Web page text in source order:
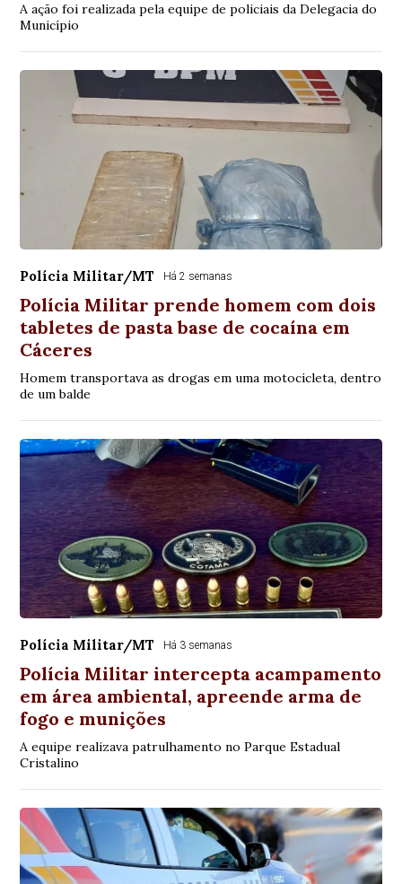
A ação foi realizada pela equipe de policiais da Delegacia do
Município
Polícia Militar/MT Há 2 semanas
Polícia Militar prende homem com dois
tabletes de pasta base de cocaína em
Cáceres
Homem transportava as drogas em uma motocicleta, dentro
de um balde
Polícia Militar/MT Há 3 semanas
Polícia Militar intercepta acampamento
em área ambiental, apreende arma de
fogo e munições
A equipe realizava patrulhamento no Parque Estadual
Cristalino